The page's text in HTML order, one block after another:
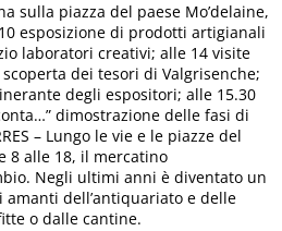
sulla piazza del paese Mo’delaine,
esposizione di prodotti artigianali
laboratori creativi; alle 14 visite
dei tesori di Valgrisenche;
degli espositori; alle 15.30
dimostrazione delle fasi di
– Lungo le vie e le piazze del
8 alle 18, il mercatino
Negli ultimi anni è diventato un
dell’antiquariato e delle
o dalle cantine.